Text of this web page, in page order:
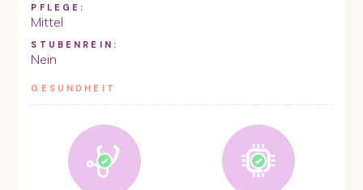
PFLEGE:
Mittel
STUBENREIN:
Nein
GESUNDHEIT